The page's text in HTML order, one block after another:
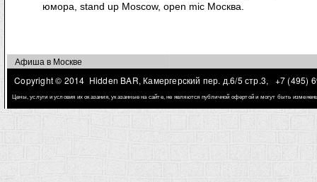
юмора, stand up Moscow, open mic Москва.
Афиша в Москве
Copyright © 2014 Hidden BAR, Камергерский пер. д.6/5 стр.3,
+7 (495)
Цены, услуги и условия их оказания, указанные на сайте, не являются публичной офертой и могут быть